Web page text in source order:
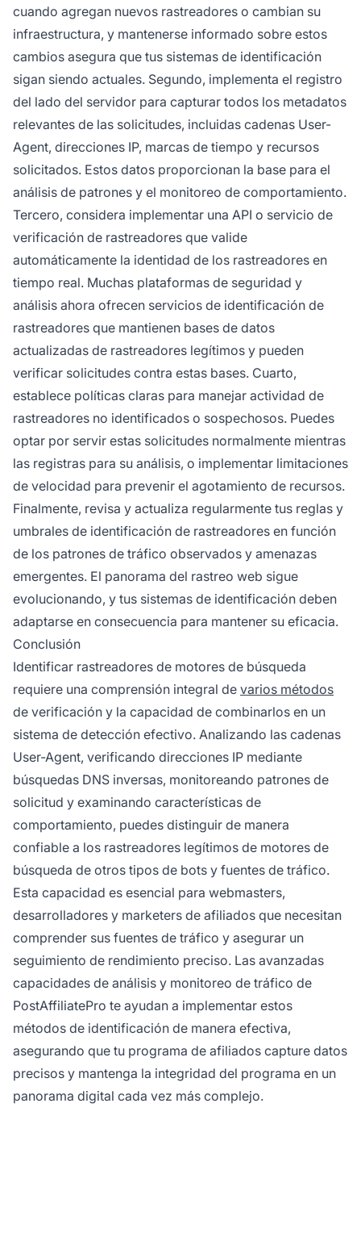
cuando agregan nuevos rastreadores o cambian su
infraestructura, y mantenerse informado sobre estos
cambios asegura que tus sistemas de identificación
sigan siendo actuales. Segundo, implementa el registro
del lado del servidor para capturar todos los metadatos
relevantes de las solicitudes, incluidas cadenas User-
Agent, direcciones IP, marcas de tiempo y recursos
solicitados. Estos datos proporcionan la base para el
análisis de patrones y el monitoreo de comportamiento.
Tercero, considera implementar una API o servicio de
verificación de rastreadores que valide
automáticamente la identidad de los rastreadores en
tiempo real. Muchas plataformas de seguridad y
análisis ahora ofrecen servicios de identificación de
rastreadores que mantienen bases de datos
actualizadas de rastreadores legítimos y pueden
verificar solicitudes contra estas bases. Cuarto,
establece políticas claras para manejar actividad de
rastreadores no identificados o sospechosos. Puedes
optar por servir estas solicitudes normalmente mientras
las registras para su análisis, o implementar limitaciones
de velocidad para prevenir el agotamiento de recursos.
Finalmente, revisa y actualiza regularmente tus reglas y
umbrales de identificación de rastreadores en función
de los patrones de tráfico observados y amenazas
emergentes. El panorama del rastreo web sigue
evolucionando, y tus sistemas de identificación deben
adaptarse en consecuencia para mantener su eficacia.
Conclusión
Identificar rastreadores de motores de búsqueda
requiere una comprensión integral de varios métodos
de verificación y la capacidad de combinarlos en un
sistema de detección efectivo. Analizando las cadenas
User-Agent, verificando direcciones IP mediante
búsquedas DNS inversas, monitoreando patrones de
solicitud y examinando características de
comportamiento, puedes distinguir de manera
confiable a los rastreadores legítimos de motores de
búsqueda de otros tipos de bots y fuentes de tráfico.
Esta capacidad es esencial para webmasters,
desarrolladores y marketers de afiliados que necesitan
comprender sus fuentes de tráfico y asegurar un
seguimiento de rendimiento preciso. Las avanzadas
capacidades de análisis y monitoreo de tráfico de
PostAffiliatePro te ayudan a implementar estos
métodos de identificación de manera efectiva,
asegurando que tu programa de afiliados capture datos
precisos y mantenga la integridad del programa en un
panorama digital cada vez más complejo.